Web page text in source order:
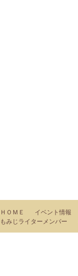
ＨＯＭＥ イベント情報
もみじライターメンバー